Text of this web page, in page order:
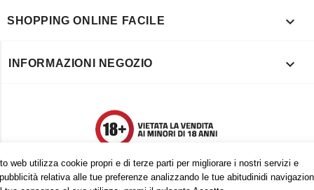
web utilizza cookie propri e di terze parti per migliorare i nostri servizi e
relativa alle tue preferenze analizzando le tue abitudinidi
SHOPPING ONLINE FACILE 
INFORMAZIONI NEGOZIO 